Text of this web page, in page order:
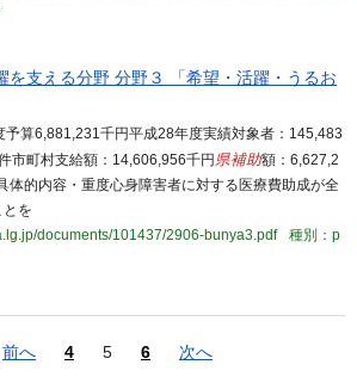
を支える分野 分野３ 「希望・活躍・うるお
予算6,881,231千円平成28年度実績対象者：145,483
市町村支給額：14,606,956千円 県補助額：6,627,2
的内容・重度心身障害者に対する医療費助成が全
とを
documents/101437/2906-bunya3.pdf
種別：p
前へ 4 5 6 次へ